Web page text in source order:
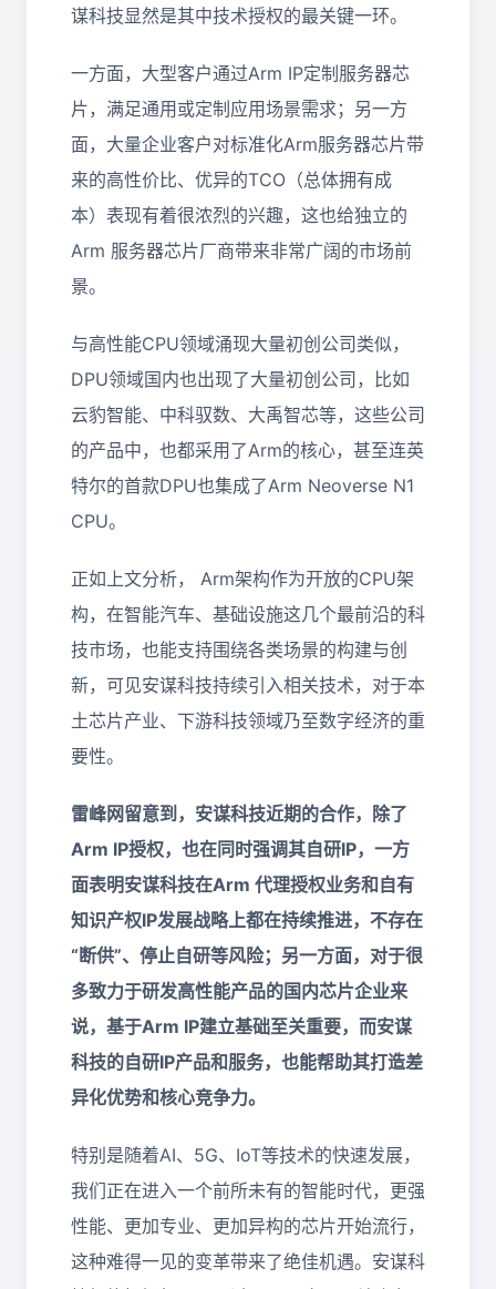
谋科技显然是其中技术授权的最关键一环。
一方面，大型客户通过Arm IP定制服务器芯
片，满足通用或定制应用场景需求；另一方
面，大量企业客户对标准化Arm服务器芯片带
来的高性价比、优异的TCO（总体拥有成
本）表现有着很浓烈的兴趣，这也给独立的
Arm 服务器芯片厂商带来非常广阔的市场前
景。
与高性能CPU领域涌现大量初创公司类似，
DPU领域国内也出现了大量初创公司，比如
云豹智能、中科驭数、大禹智芯等，这些公司
的产品中，也都采用了Arm的核心，甚至连英
特尔的首款DPU也集成了Arm Neoverse N1
CPU。
正如上文分析， Arm架构作为开放的CPU架
构，在智能汽车、基础设施这几个最前沿的科
技市场，也能支持围绕各类场景的构建与创
新，可见安谋科技持续引入相关技术，对于本
土芯片产业、下游科技领域乃至数字经济的重
要性。
雷峰网留意到，安谋科技近期的合作，除了
Arm IP授权，也在同时强调其自研IP，一方
面表明安谋科技在Arm 代理授权业务和自有
知识产权IP发展战略上都在持续推进，不存在
“断供”、停止自研等风险；另一方面，对于很
多致力于研发高性能产品的国内芯片企业来
说，基于Arm IP建立基础至关重要，而安谋
科技的自研IP产品和服务，也能帮助其打造差
异化优势和核心竞争力。
特别是随着AI、5G、IoT等技术的快速发展，
我们正在进入一个前所未有的智能时代，更强
性能、更加专业、更加异构的芯片开始流行，
这种难得一见的变革带来了绝佳机遇。安谋科